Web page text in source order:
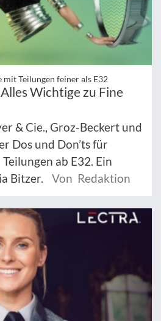
mit Teilungen feiner als E32
Wichtige zu Fine
& Cie., Groz-Beckert und
Dos und Don’ts für
ab E32. Ein
Bitzer.
Von Redaktion